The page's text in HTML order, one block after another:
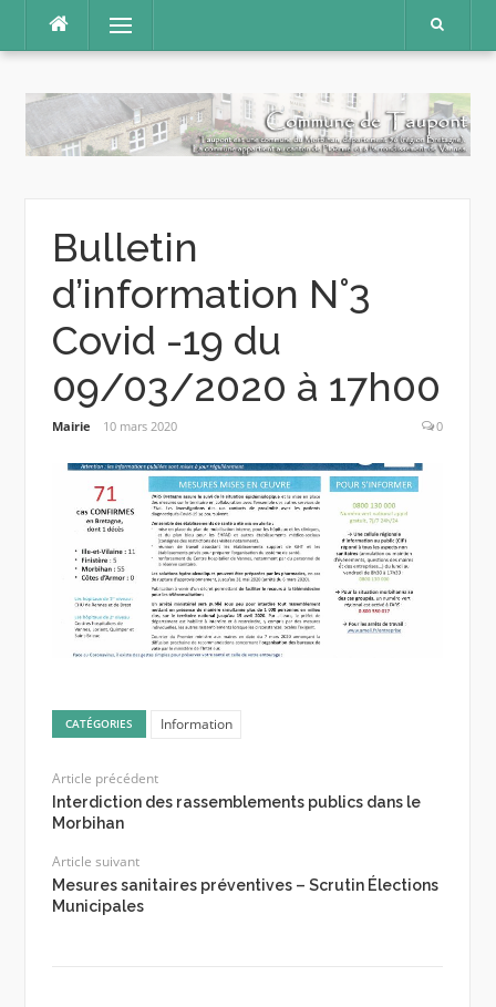
contenu
Menu
Bulletin
d’information N°3
Covid -19 du
09/03/2020 à 17h00
Mairie 10 mars 2020 0
CATÉGORIES Information
Article précédent
Interdiction des rassemblements publics dans le
Morbihan
Article suivant
Mesures sanitaires préventives – Scrutin Élections
Municipales